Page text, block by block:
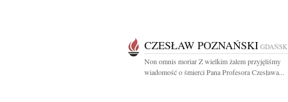
CZESŁAW POZNAŃSKI GDAŃSK
Non omnis moriar Z wielkim żalem przyjęliśmy
wiadomość o śmierci Pana Profesora Czesława...